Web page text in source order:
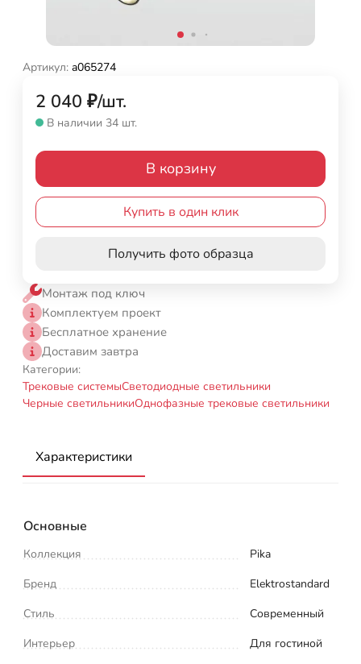
Артикул: a065274
2 040 ₽/шт.
В наличии 34 шт.
В корзину
Купить в один клик
Получить фото образца
Монтаж под ключ
Комплектуем проект
Бесплатное хранение
Доставим завтра
Категории:
Трековые системыСветодиодные светильники
Черные светильникиОднофазные трековые светильники
Характеристики
Основные
Коллекция
Pika
Бренд
Elektrostandard
Стиль
Современный
Интерьер
Для гостиной